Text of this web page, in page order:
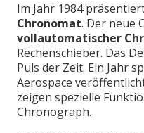
Im Jahr 1984
Chronomat. Der neue
vollautomatischer
Rechenschieber. Das
Puls der Zeit. Ein Jahr
Aerospace
zeigen spezielle
Chronograph.